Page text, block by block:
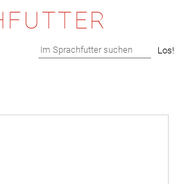
Suchen Los!